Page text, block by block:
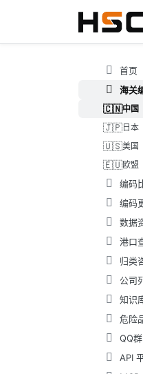
首页
海关
🇨🇳中国
🇯🇵 日本
🇺🇸美国
🇪🇺欧盟
编码
编码
数据
港口
归类
公司
知识
危险
QQ群
API